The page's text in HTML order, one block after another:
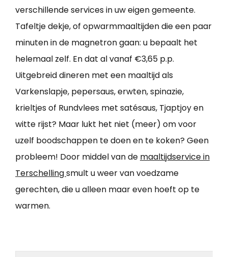
verschillende services in uw eigen gemeente.
Tafeltje dekje, of opwarmmaaltijden die een paar
minuten in de magnetron gaan: u bepaalt het
helemaal zelf. En dat al vanaf €3,65 p.p.
Uitgebreid dineren met een maaltijd als
Varkenslapje, pepersaus, erwten, spinazie,
krieltjes of Rundvlees met satésaus, Tjaptjoy en
witte rijst? Maar lukt het niet (meer) om voor
uzelf boodschappen te doen en te koken? Geen
probleem! Door middel van de maaltijdservice in
Terschellingsmult u weer van voedzame
gerechten, die u alleen maar even hoeft op te
warmen.